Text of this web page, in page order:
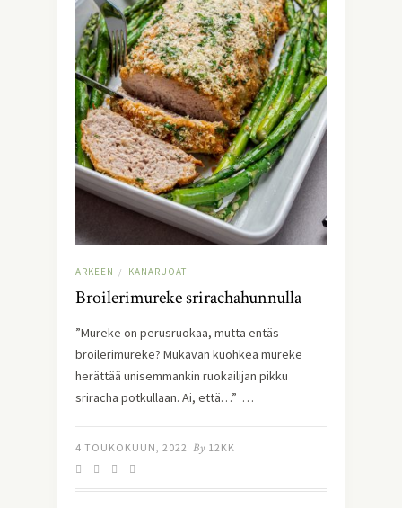
ARKEEN / KANARUOAT
Broilerimureke srirachahunnulla
”Mureke on perusruokaa, mutta entäs
broilerimureke? Mukavan kuohkea mureke
herättää unisemmankin ruokailijan pikku
sriracha potkullaan. Ai, että…” …
4 TOUKOKUUN, 2022 By 12KK